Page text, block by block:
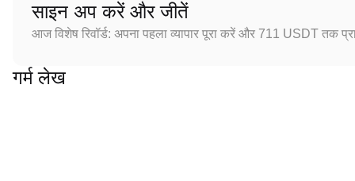
साइन अप करें और जीतें
आज विशेष रिवॉर्ड: अपना पहला व्यापार पूरा करें और 711 USDT तक
गर्म लेख